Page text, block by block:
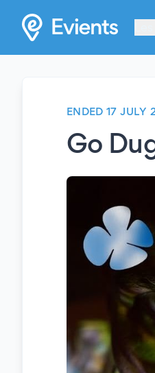
ENDED 17 JULY
Go